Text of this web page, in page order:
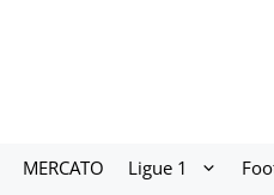
MERCATO Ligue 1